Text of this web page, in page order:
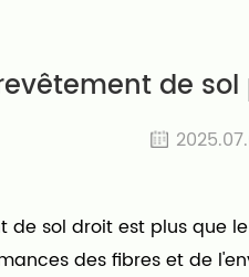
de
sol droit est plus que
des fibres et de